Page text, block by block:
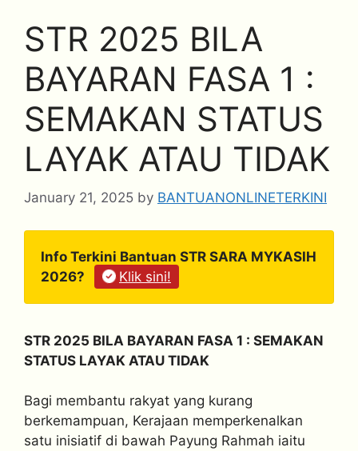
STR 2025 BILA
BAYARAN FASA 1 :
SEMAKAN STATUS
LAYAK ATAU TIDAK
January 21, 2025 by BANTUANONLINETERKINI
Info Terkini Bantuan STR SARA MYKASIH
2026?
Klik sini!
STR 2025 BILA BAYARAN FASA 1 : SEMAKAN
STATUS LAYAK ATAU TIDAK
Bagi membantu rakyat yang kurang
berkemampuan, Kerajaan memperkenalkan
satu inisiatif di bawah Payung Rahmah iaitu